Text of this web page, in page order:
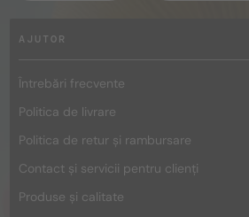
AJUTOR
Întrebări frecvente
Politica de livrare
Politica de retur și rambursare
Contact și servicii pentru clienți
Produse și calitate